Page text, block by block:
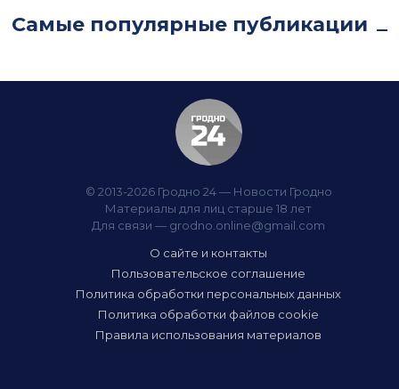
Самые популярные публикации
© 2013-2026 Гродно 24 — Новости Гродно
Материалы для лиц старше 18 лет
Для связи — grodno.online@gmail.com
О сайте и контакты
Пользовательское соглашение
Политика обработки персональных данных
Политика обработки файлов cookie
Правила использования материалов